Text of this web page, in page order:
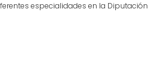
especialidades en la Diputación